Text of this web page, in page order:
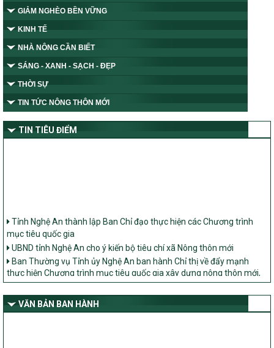
GIẢM NGHÈO BỀN VỮNG
KINH TẾ
NHÀ NÔNG CẦN BIẾT
SÁNG - XANH - SẠCH - ĐẸP
THỜI SỰ
TIN TỨC NÔNG THÔN MỚI
TIN TIÊU ĐIỂM
mục tiêu quốc gia
UBND tỉnh Nghệ An cho ý kiến bộ tiêu chí xã Nông thôn mới
Ban Thường vụ Tỉnh ủy Nghệ An ban hành Chỉ thị về đẩy mạnh
thực hiện Chương trình mục tiêu quốc gia xây dựng nông thôn mới,
giảm nghèo bền vững và phát triển kinh tế – xã hội vùng đồng bào
Nghệ An
Bộ Dân tộc và Tôn giáo làm việc với UBND tỉnh về tình hình thực
VĂN BẢN BAN HÀNH